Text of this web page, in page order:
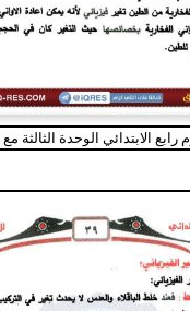
الابتدائي الوحدة الثالثة